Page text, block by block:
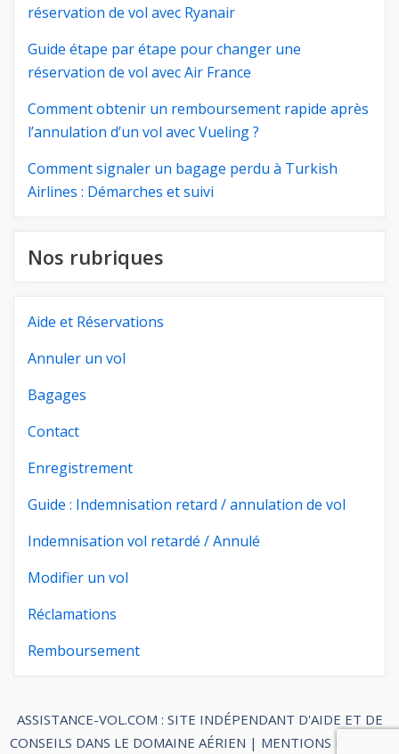
réservation de vol avec Ryanair
Guide étape par étape pour changer une
réservation de vol avec Air France
Comment obtenir un remboursement rapide après
l’annulation d’un vol avec Vueling ?
Comment signaler un bagage perdu à Turkish
Airlines : Démarches et suivi
Nos rubriques
Aide et Réservations
Annuler un vol
Bagages
Contact
Enregistrement
Guide : Indemnisation retard / annulation de vol
Indemnisation vol retardé / Annulé
Modifier un vol
Réclamations
Remboursement
ASSISTANCE-VOL.COM : SITE INDÉPENDANT D'AIDE ET DE
CONSEILS DANS LE DOMAINE AÉRIEN | MENTIONS LÉGALES